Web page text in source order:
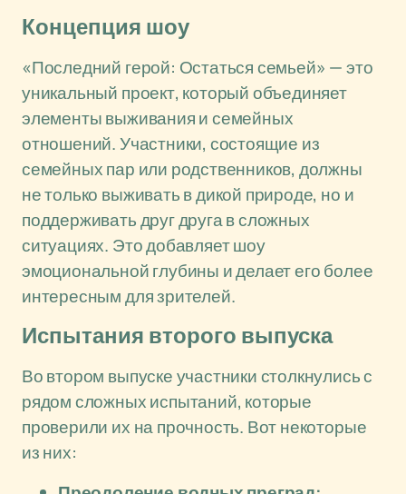
Концепция шоу
«Последний герой: Остаться семьей» — это
уникальный проект, который объединяет
элементы выживания и семейных
отношений. Участники, состоящие из
семейных пар или родственников, должны
не только выживать в дикой природе, но и
поддерживать друг друга в сложных
ситуациях. Это добавляет шоу
эмоциональной глубины и делает его более
интересным для зрителей.
Испытания второго выпуска
Во втором выпуске участники столкнулись с
рядом сложных испытаний, которые
проверили их на прочность. Вот некоторые
из них: